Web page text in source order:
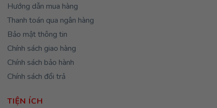
Hướng dẫn mua hàng
Thanh toán qua ngân hàng
Bảo mật thông tin
Chính sách giao hàng
Chính sách bảo hành
Chính sách đổi trả
TIỆN ÍCH